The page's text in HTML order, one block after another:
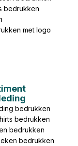
bedrukken
met logo
bedrukken
bedrukken
bedrukken
bedrukken